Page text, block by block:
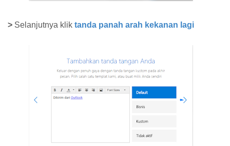
> Selanjutnya klik tanda panah arah kekanan lagi